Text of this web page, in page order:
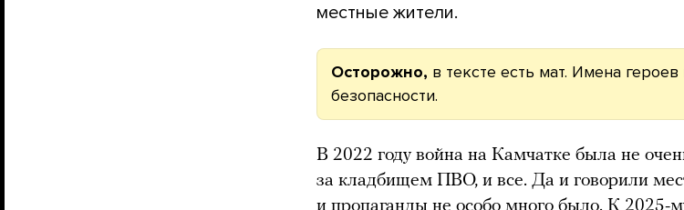
местные жители.
Осторожно, в тексте есть мат. Имена
безопасности.
В 2022 году война на Камчатке была не
за кладбищем ПВО, и все. Да и говорили
и пропаганды не особо много было. К 2025-